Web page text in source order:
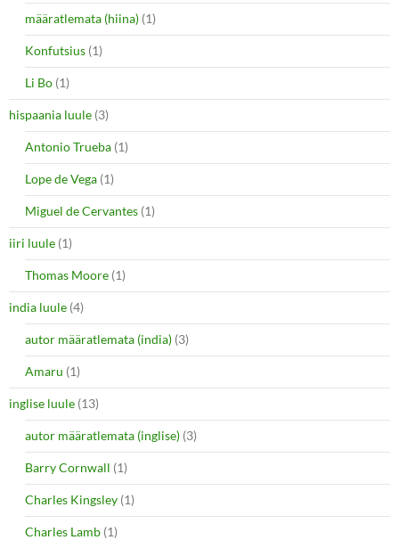
määratlemata (hiina) (1)
Konfutsius (1)
Li Bo (1)
hispaania luule (3)
Antonio Trueba (1)
Lope de Vega (1)
Miguel de Cervantes (1)
iiri luule (1)
Thomas Moore (1)
india luule (4)
autor määratlemata (india) (3)
Amaru (1)
inglise luule (13)
autor määratlemata (inglise) (3)
Barry Cornwall (1)
Charles Kingsley (1)
Charles Lamb (1)